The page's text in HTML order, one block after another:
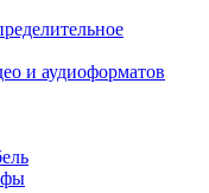
и аудиоформатов